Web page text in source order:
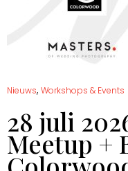
Nieuws, Workshops & Events
28 juli
Meetup +